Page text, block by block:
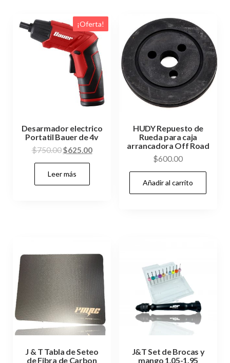
¡Oferta!
Desarmador electrico
Portatil Bauer de 4v
$750.00El
precio
original
era:
$625.00El
Leer más
HUDY Repuesto de
Rueda para caja
arrancadora Off Road
$600.00
Añadir al carrito
J & T Tabla de Seteo
de Fibra de Carbon
J&T Set de Brocas y
mango 1.05-1.95